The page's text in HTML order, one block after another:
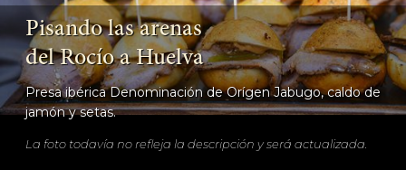
Pisando las arenas
del Rocío a Huelva
Presa ibérica Denominación de Orígen Jabugo, caldo de
jamón y setas.
La foto todavía no refleja la descripción y será actualizada.